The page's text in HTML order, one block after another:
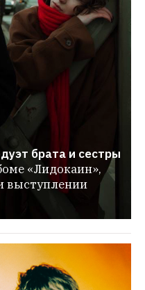
брата и сестры
«Лидокаин»,
выступлении